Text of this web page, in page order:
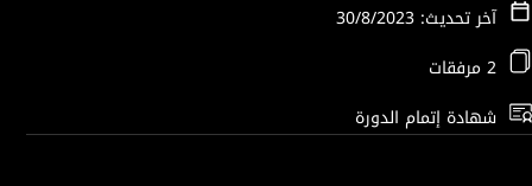
آخر تحديث: 30/8/2023
شهادة إتمام الدورة